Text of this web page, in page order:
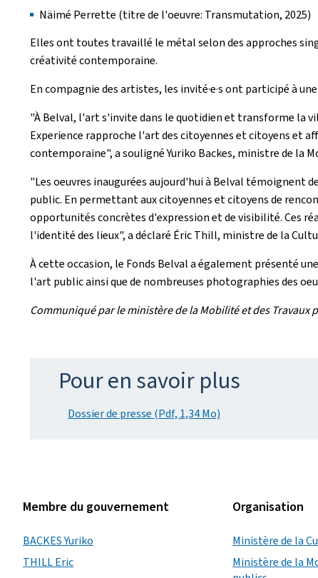
Näimé Perrette (titre de l'oeuvre: Transmutation, 2025)
Elles ont toutes travaillé le métal selon des approches
créativité contemporaine.
En compagnie des artistes, les invité·e·s ont participé à
"À Belval, l'art s'invite dans le quotidien et transforme la
Experience rapproche l'art des citoyennes et citoyens et
contemporaine", a souligné Yuriko Backes, ministre de la
"Les oeuvres inaugurées aujourd'hui à Belval
public. En permettant aux citoyennes et citoyens de
opportunités concrètes d'expression et de visibilité. Ces
l'identité des lieux", a déclaré Éric Thill, ministre de la
À cette occasion, le Fonds Belval a également présenté
l'art public ainsi que de nombreuses photographies des
Communiqué par le ministère de la Mobilité et des
Pour en savoir plus
Dossier de presse (Pdf, 1,34 Mo)
Membre du gouvernement
BACKES Yuriko
THILL Eric
Organisation
Ministère de la
Ministère de la